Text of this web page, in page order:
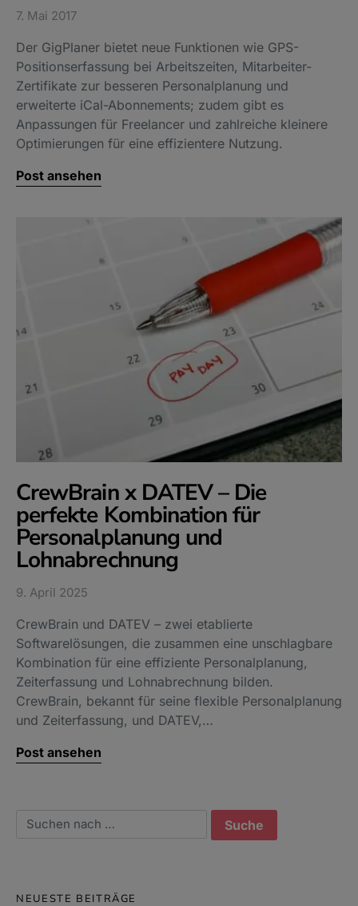
7. Mai 2017
Der GigPlaner bietet neue Funktionen wie GPS-
Positionserfassung bei Arbeitszeiten, Mitarbeiter-
Zertifikate zur besseren Personalplanung und
erweiterte iCal-Abonnements; zudem gibt es
Anpassungen für Freelancer und zahlreiche kleinere
Optimierungen für eine effizientere Nutzung.
Post ansehen
CrewBrain x DATEV – Die
perfekte Kombination für
Personalplanung und
Lohnabrechnung
9. April 2025
CrewBrain und DATEV – zwei etablierte
Softwarelösungen, die zusammen eine unschlagbare
Kombination für eine effiziente Personalplanung,
Zeiterfassung und Lohnabrechnung bilden.
CrewBrain, bekannt für seine flexible Personalplanung
und Zeiterfassung, und DATEV,…
Post ansehen
Suchen nach:
NEUESTE BEITRÄGE